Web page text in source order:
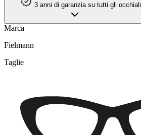
3 anni di garanzia su tutti gli occhiali
Marca
Fielmann
Taglie